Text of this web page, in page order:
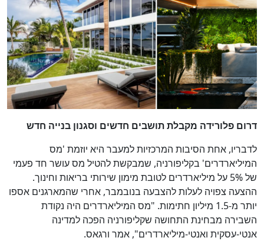
דרום פלורידה מקבלת תושבים חדשים וסגנון בנייה חדש
לדבריו, אחת הסיבות המרכזיות למעבר היא יוזמת 'מס
המיליארדרים' בקליפורניה, שמבקשת להטיל מס עושר חד פעמי
של 5% על מיליארדרים לטובת מימון שירותי בריאות וחינוך.
ההצעה צפויה לעלות להצבעה בנובמבר, אחרי שהמארגנים אספו
יותר מ-1.5 מיליון חתימות. "מס המיליארדרים היה נקודת
השבירה מבחינת התחושה שקליפורניה הפכה למדינה
אנטי-עסקית ואנטי-מיליארדרים", אמר ורגאס.